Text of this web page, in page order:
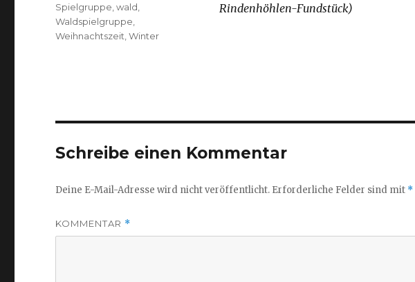
Rindenhöhlen-Fundstück)
Spielgruppe ,wald
Waldspielgruppe
Weihnachtszeit ,Winter
Schreibe einen Kommentar
Deine E-Mail-Adresse wird nicht veröffentlicht. Erforderliche Felder sind mit *
KOMMENTAR *